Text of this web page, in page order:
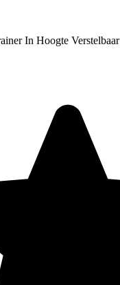
In Hoogte Verstelbaar